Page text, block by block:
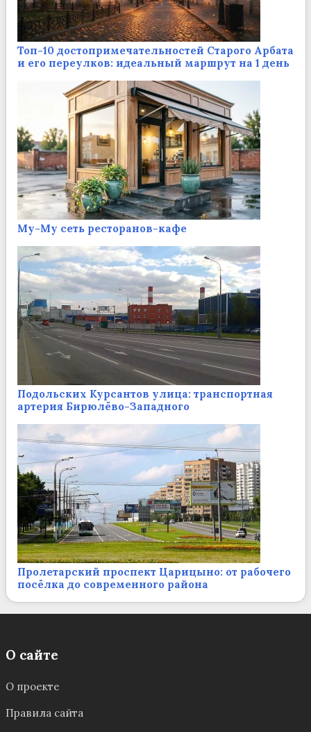
Топ-10 достопримечательностей Старого Арбата
и его переулков: идеальный маршрут на 1 день
Му-Му сеть ресторанов-кафе
Подольских Курсантов улица: транспортная
артерия Бирюлёво-Западного
Пролетарский проспект Царицыно: от рабочего
посёлка до современного района
О сайте
О проекте
Правила сайта